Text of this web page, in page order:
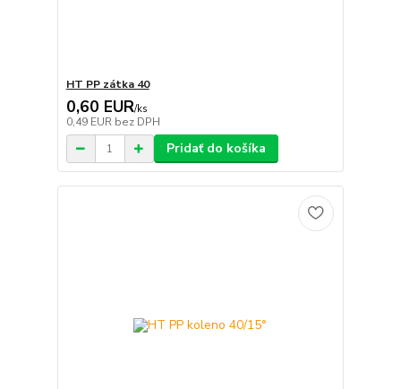
HT PP zátka 40
0,60 EUR/ks
0,49 EUR bez DPH
Pridať do košíka